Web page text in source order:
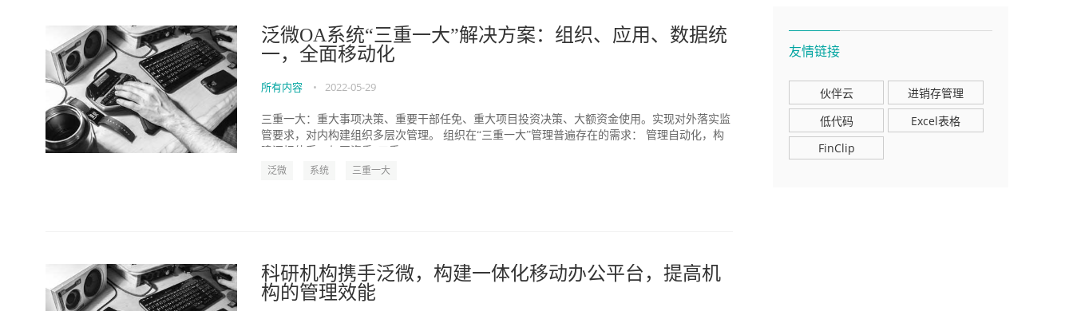
泛微OA系统“三重一大”解决方案：组织、应用、数据统
一，全面移动化
所有内容 • 2022-05-29
三重一大：重大事项决策、重要干部任免、重大项目投资决策、大额资金使用。实现对外落实监
管要求，对内构建组织多层次管理。 组织在“三重一大”管理普遍存在的需求： 管理自动化，构
泛微 系统 三重一大
科研机构携手泛微，构建一体化移动办公平台，提高机
构的管理效能
友情链接
伙伴云
进销存管理
低代码
Excel表格
FinClip